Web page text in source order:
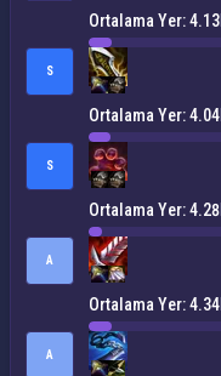
Ortalama Yer: 4.13
S
Ortalama Yer: 4.04
S
Ortalama Yer: 4.28
A
Ortalama Yer: 4.34
A